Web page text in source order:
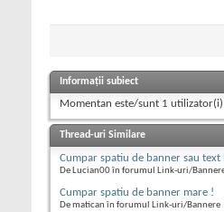
Informații subiect
Momentan este/sunt 1
Thread-uri Similare
Cumpar spatiu de banner sau text
De Lucian00 în forumul Link-uri/
Cumpar spatiu de banner mare !
De matican în forumul Link-uri/Bannere